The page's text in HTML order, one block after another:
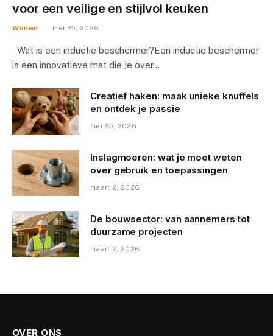
voor een veilige en stijlvol keuken
Wonen mei 25, 2026
Wat is een inductie beschermer?Een inductie beschermer
is een innovatieve mat die je over…
Creatief haken: maak unieke knuffels
en ontdek je passie
mei 25, 2026
Inslagmoeren: wat je moet weten
over gebruik en toepassingen
maart 2, 2026
De bouwsector: van aannemers tot
duurzame projecten
maart 2, 2026
OVER ONS